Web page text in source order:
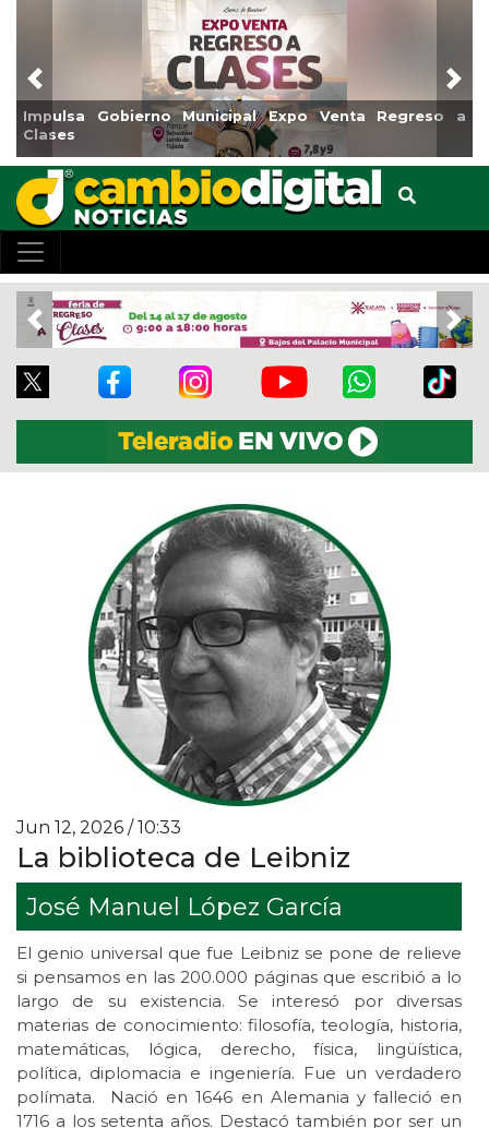
Reabrirá Coatzacoalcos la Alberca Semiolímpica Zona
Centro
Previous
Previous
Jun 12, 2026 / 10:33
La biblioteca de Leibniz
José Manuel López García
El genio universal que fue Leibniz se pone de relieve
si pensamos en las 200.000 páginas que escribió a lo
largo de su existencia. Se interesó por diversas
materias de conocimiento: filosofía, teología, historia,
matemáticas, lógica, derecho, física, lingüística,
política, diplomacia e ingeniería. Fue un verdadero
polímata. Nació en 1646 en Alemania y falleció en
1716 a los setenta años. Destacó también por ser un